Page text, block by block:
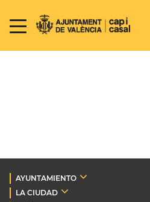
AYUNTAMIENTO
LA CIUDAD